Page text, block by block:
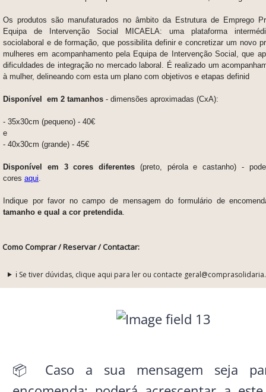
Os produtos são manufaturados no âmbito da Estrutura de Emprego
Equipa de Intervenção Social MICAELA: uma plataforma
sociolaboral e de formação, que possibilita definir e concretizar um novo
mulheres em acompanhamento pela Equipa de Intervenção Social, que
dificuldades de integração no mercado laboral. É realizado um
à mulher, delineando com esta um plano com objetivos e etapas definid
Disponível em 2 tamanhos - dimensões aproximadas (CxA):
- 35x30cm (pequeno) - 40€
e
- 40x30cm (grande) - 45€
Disponível em 3 cores diferentes (preto, pérola e castanho) -
cores aqui
Indique por favor no campo de mensagem do formulário de
tamanho e qual a cor pretendida
Como Comprar / Reservar / Contactar:
ℹ️ Se tiver dúvidas, clique aqui para ler ou contacte